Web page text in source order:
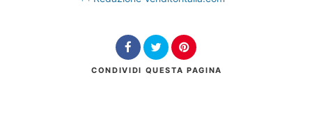
Cerca
CONDIVIDI QUESTA PAGINA